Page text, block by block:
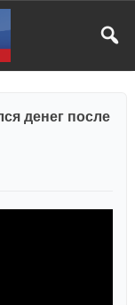
денег после